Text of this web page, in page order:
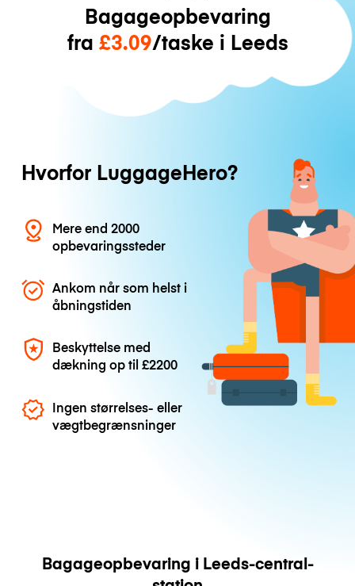
Bagageopbevaring
fra £3.09/taske i Leeds
Hvorfor LuggageHero?
Mere end 2000
opbevaringssteder
Ankom når som helst i
åbningstiden
Beskyttelse med
dækning op til£2200
Ingen størrelses- eller
vægtbegrænsninger
Bagageopbevaring i Leeds-central-